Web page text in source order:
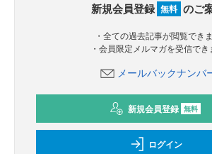
新規会員登録 無料 のご
・全ての過去記事が閲覧でき
・会員限定メルマガを受信でき
メールバックナンバ
新規会員登録 無料
ログイン